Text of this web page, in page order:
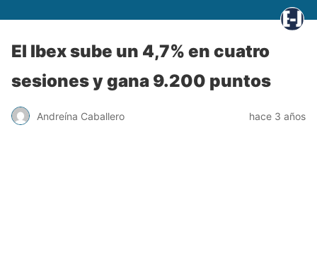
El Ibex sube un 4,7% en cuatro
sesiones y gana 9.200 puntos
Andreína Caballero hace 3 años